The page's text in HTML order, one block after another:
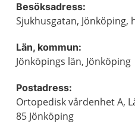
Besöksadress:
Sjukhusgatan, Jönköping,
Län, kommun:
Jönköpings län, Jönköping
Postadress:
Ortopedisk vårdenhet A,
85 Jönköping